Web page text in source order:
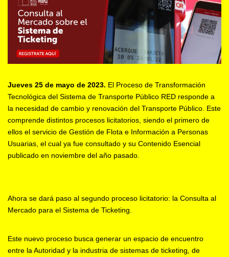
Jueves 25 de mayo de 2023. El Proceso de Transformación
Tecnológica del Sistema de Transporte Público RED responde a
la necesidad de cambio y renovación del Transporte Público. Este
comprende distintos procesos licitatorios, siendo el primero de
ellos el servicio de Gestión de Flota e Información a Personas
Usuarias, el cual ya fue consultado y su Contenido Esencial
publicado en noviembre del año pasado.
Ahora se dará paso al segundo proceso licitatorio: la Consulta al
Mercado para el Sistema de Ticketing.
Este nuevo proceso busca generar un espacio de encuentro
entre la Autoridad y la industria de sistemas de ticketing de